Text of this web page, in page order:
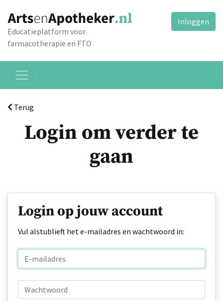
Educatieplatform voor
farmacotherapie en FTO
Inloggen
Terug
Login om verder te
gaan
Login op jouw account
Vul alstublieft het e-mailadres en wachtwoord in: